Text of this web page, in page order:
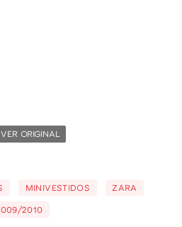
VER ORIGINAL
MINIVESTIDOS ZARA
2010